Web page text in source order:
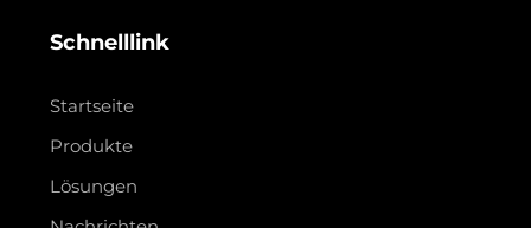
Schnelllink
Startseite
Produkte
Lösungen